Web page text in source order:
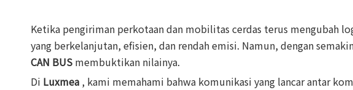
Ketika pengiriman perkotaan dan mobilitas cerdas terus mengubah
yang berkelanjutan, efisien, dan rendah emisi. Namun, dengan
CAN BUS membuktikan nilainya.
Di Luxmea , kami memahami bahwa komunikasi yang lancar antar